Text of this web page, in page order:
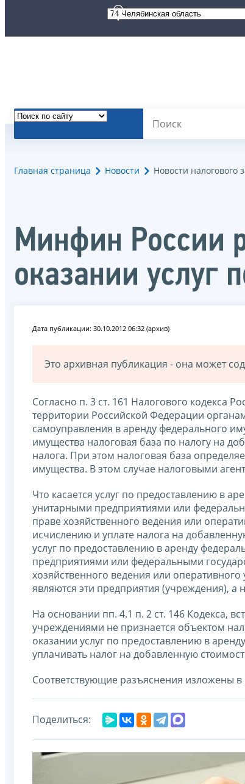
Главная страница Новости Новости налогового
Минфин России
оказании услуг
Дата публикации: 30.10.2012 06:32 (архив)
Это архивная публикация - она может
Согласно п. 3 ст. 161 Налогового кодекса
территории Российской Федерации
самоуправления в аренду федерального
имущества налоговая база по налогу на
налога. При этом налоговая база
имущества. В этом случае налоговыми
Что касается услуг по предоставлению в
унитарными предприятиями или
праве хозяйственного ведения или
исчислению и уплате налога на
услуг по предоставлению в аренду
предприятиями или федеральными
хозяйственного ведения или
являются эти предприятия (учреждения), а
На основании пп. 4.1 п. 2 ст. 146 Кодекса,
учреждениями не признается объектом
оказании услуг по предоставлению в
уплачивать налог на добавленную
Соответствующие разъяснения изложены
Поделиться: